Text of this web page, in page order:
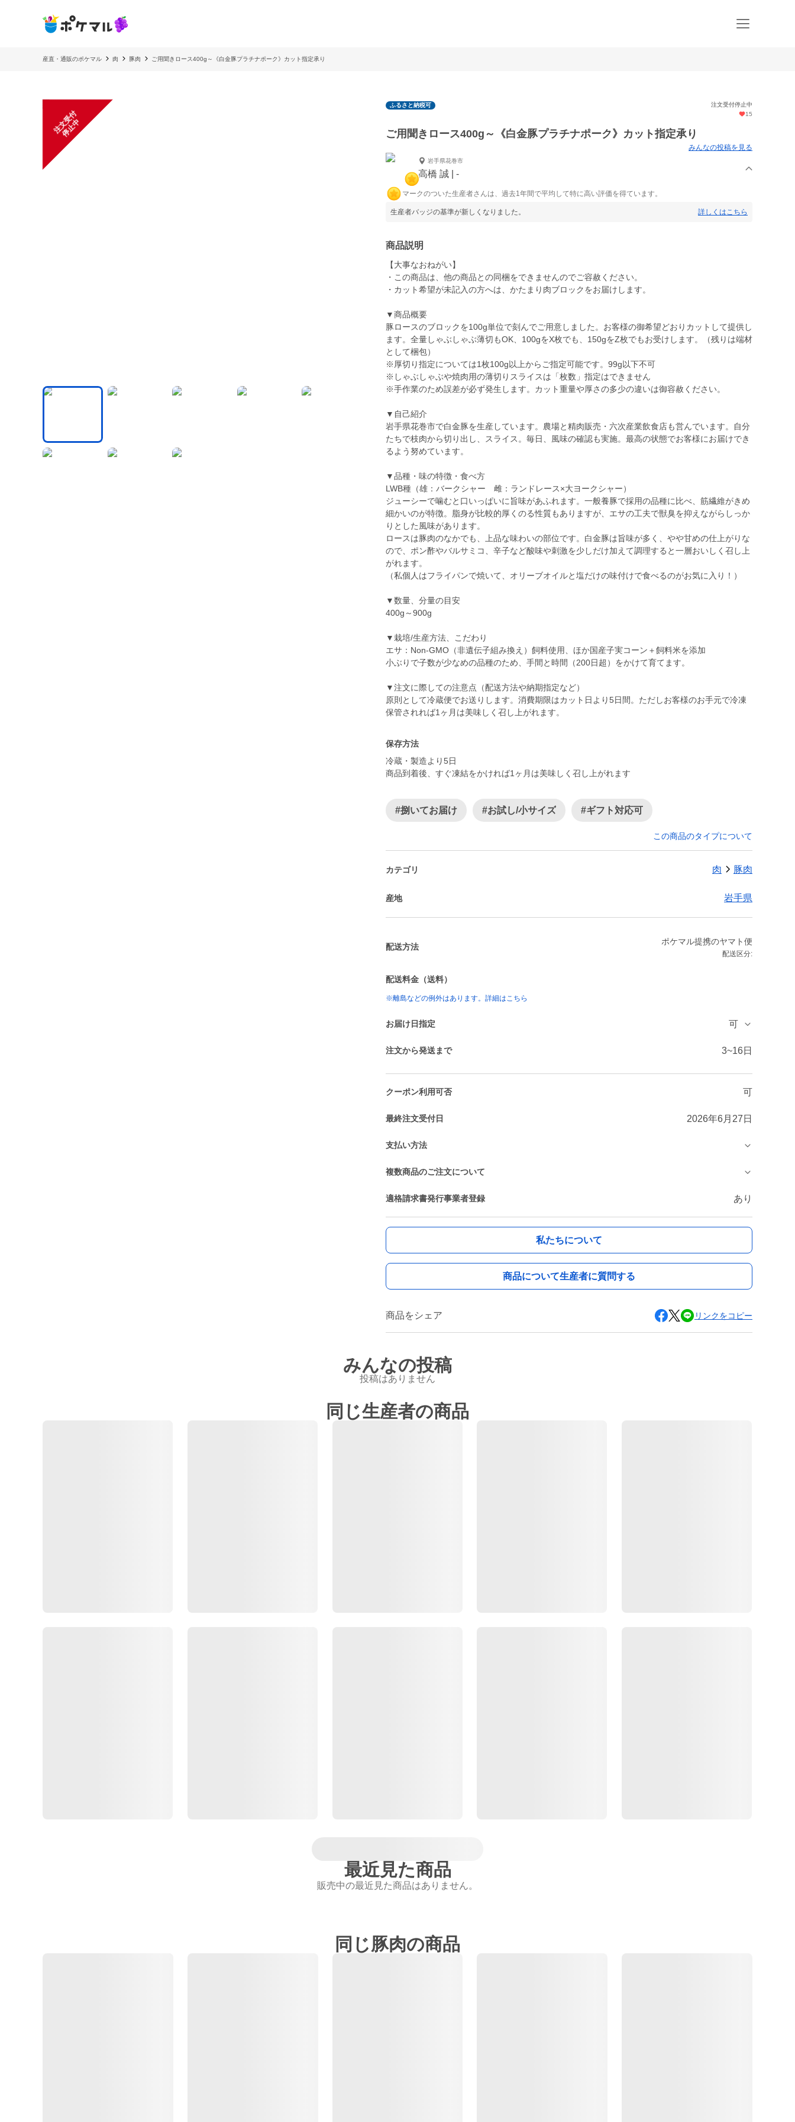
産直・通販のポケマル 肉 豚肉 ご用聞きロース400g～《白金豚プラチナポーク》カット指定承り
注
文
受
付
停
止
中
ふるさと納税可
注文受付停止中
15
ご用聞きロース400g～《白金豚プラチナポーク》カット指定承り
みんなの投稿を見る
岩手県花巻市
高橋 誠 | -
マークのついた生産者さんは、過去1年間で平均して特に高い評価を得ています。
生産者バッジの基準が新しくなりました。 詳しくはこちら
商品説明
【大事なおねがい】
・この商品は、他の商品との同梱をできませんのでご容赦ください。
・カット希望が未記入の方へは、かたまり肉ブロックをお届けします。
▼商品概要
豚ロースのブロックを100g単位で刻んでご用意しました。お客様の御希望どおりカットして提供し
ます。全量しゃぶしゃぶ薄切もOK、100gをX枚でも、150gをZ枚でもお受けします。（残りは端材
として梱包）
※厚切り指定については1枚100g以上からご指定可能です。99g以下不可
※しゃぶしゃぶや焼肉用の薄切りスライスは「枚数」指定はできません
※手作業のため誤差が必ず発生します。カット重量や厚さの多少の違いは御容赦ください。
▼自己紹介
岩手県花巻市で白金豚を生産しています。農場と精肉販売・六次産業飲食店も営んでいます。自分
たちで枝肉から切り出し、スライス。毎日、風味の確認も実施。最高の状態でお客様にお届けでき
るよう努めています。
▼品種・味の特徴・食べ方
LWB種（雄：バークシャー 雌：ランドレース×大ヨークシャー）
ジューシーで噛むと口いっぱいに旨味があふれます。一般養豚で採用の品種に比べ、筋繊維がきめ
細かいのが特徴。脂身が比較的厚くのる性質もありますが、エサの工夫で獣臭を抑えながらしっか
りとした風味があります。
ロースは豚肉のなかでも、上品な味わいの部位です。白金豚は旨味が多く、やや甘めの仕上がりな
ので、ポン酢やバルサミコ、辛子など酸味や刺激を少しだけ加えて調理すると一層おいしく召し上
がれます。
（私個人はフライパンで焼いて、オリーブオイルと塩だけの味付けで食べるのがお気に入り！）
▼数量、分量の目安
400g～900g
▼栽培/生産方法、こだわり
エサ：Non-GMO（非遺伝子組み換え）飼料使用、ほか国産子実コーン＋飼料米を添加
小ぶりで子数が少なめの品種のため、手間と時間（200日超）をかけて育てます。
▼注文に際しての注意点（配送方法や納期指定など）
原則として冷蔵便でお送りします。消費期限はカット日より5日間。ただしお客様のお手元で冷凍
保管されれば1ヶ月は美味しく召し上がれます。
保存方法
冷蔵・製造より5日
商品到着後、すぐ凍結をかければ1ヶ月は美味しく召し上がれます
#捌いてお届け #お試し/小サイズ #ギフト対応可
この商品のタイプについて
カテゴリ 肉 豚肉
産地 岩手県
配送方法
ポケマル提携のヤマト便
配送区分:
配送料金（送料）
※離島などの例外はあります。詳細はこちら
お届け日指定 可
注文から発送まで 3~16日
クーポン利用可否 可
最終注文受付日 2026年6月27日
支払い方法
複数商品のご注文について
適格請求書発行事業者登録 あり
私たちについて
商品について生産者に質問する
商品をシェア リンクをコピー
みんなの投稿
投稿はありません
同じ生産者の商品
最近見た商品
販売中の最近見た商品はありません。
同じ豚肉の商品